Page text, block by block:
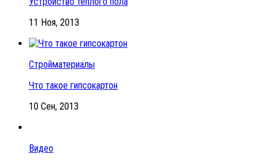
11 Ноя, 2013
Стройматериалы
Что такое гипсокартон
10 Сен, 2013
Видео